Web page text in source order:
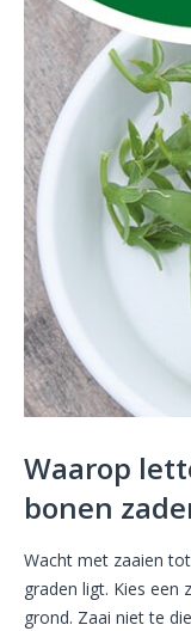
Waarop
bonen
Wacht met zaaien
graden ligt. Kies een
grond. Zaai niet te